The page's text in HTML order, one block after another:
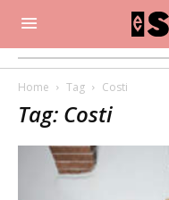
Home Tag Costi
Tag: Costi